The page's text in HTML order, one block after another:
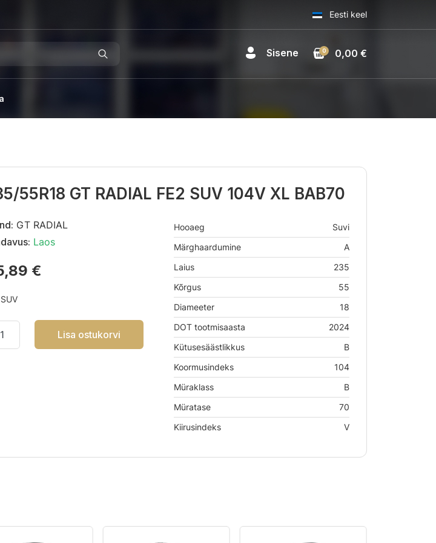
Eesti keel
Sisene 0,00 €
0
55R18 GT RADIAL FE2 SUV 104V XL BAB70
GT RADIAL
Laos
€
Lisa ostukorvi
Hooaeg
Suvi
Märghaardumine
A
Laius
235
Kõrgus
55
Diameeter
18
DOT tootmisaasta
2024
Kütusesäästlikkus
B
Koormusindeks
104
Müraklass
B
Müratase
70
Kiirusindeks
V